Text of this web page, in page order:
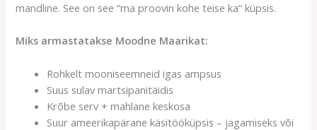
mandline. See on see “ma proovin kohe teise ka” küpsis.
Miks armastatakse Moodne Maarikat:
Rohkelt mooniseemneid igas ampsus
Suus sulav martsipanitäidis
Krõbe serv + mahlane keskosa
Suur ameerikapärane käsitööküpsis – jagamiseks või